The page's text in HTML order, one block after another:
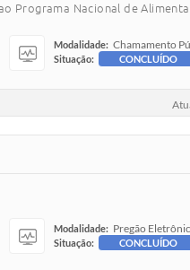
Programa Nacional de
Modalidade: Chamamento
Situação: CONCLUÍDO
Modalidade: Pregão
Situação: CONCLUÍDO